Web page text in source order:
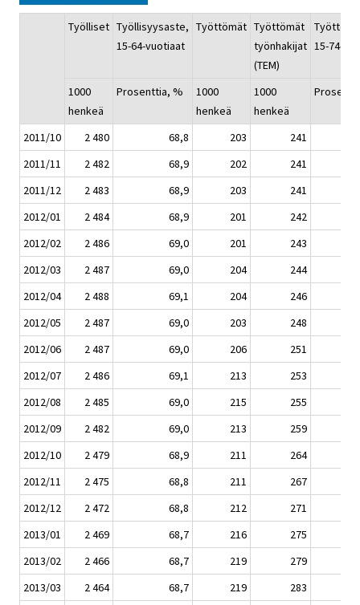
Työlliset Työllisyysaste,
15-64-vuotiaat
Työttömät Työttömät
työnhakijat
(TEM)
15-74-
1000
henkeä
Prosenttia, %
1000
henkeä
1000
henkeä
2011/10 2 480 68,8 203
241
2011/11
2 482 68,9 202
241
2011/12
2 483 68,9 203
241
2012/01
2 484 68,9 201
242
2012/02
2 486 69,0 201
243
2012/03
2 487 69,0 204
244
2012/04
2 488 69,1 204
246
2012/05
2 487 69,0 203
248
2012/06
2 487 69,0 206
251
2012/07
2 486 69,1 213
253
2012/08
2 485 69,0 215
255
2012/09
2 482 69,0 213
259
2012/10
2 479 68,9 211
264
2012/11
2 475 68,8 211
267
2012/12
2 472 68,8 212
271
2013/01
2 469 68,7 216
275
2013/02
2 466 68,7 219
279
2013/03
2 464 68,7 219
283